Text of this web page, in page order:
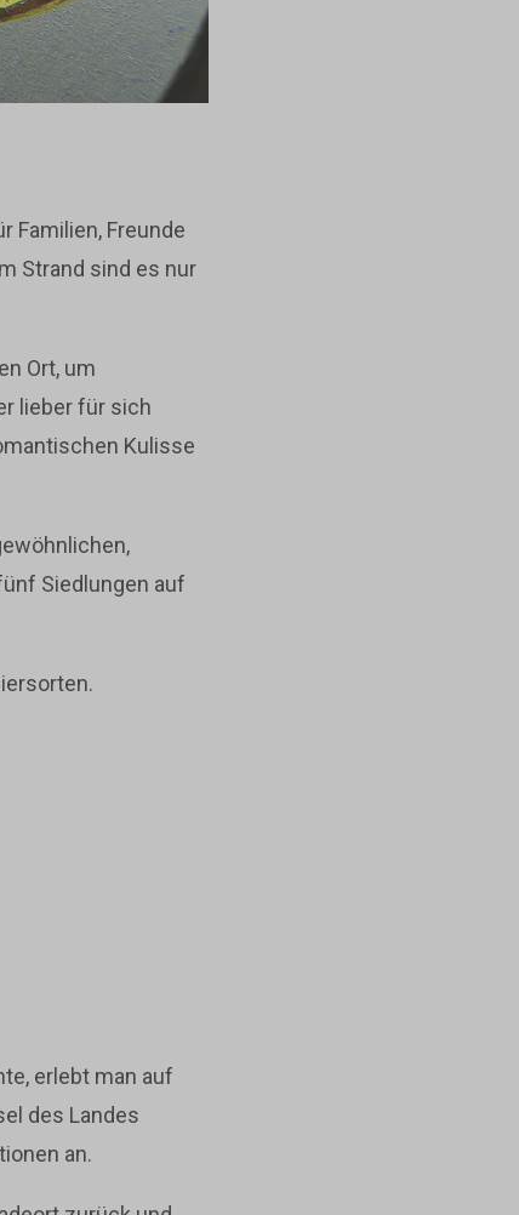
Familien, Freunde
Strand sind es nur
Ort, um
lieber für sich
Kulisse
Siedlungen auf
erlebt man auf
des Landes
an.